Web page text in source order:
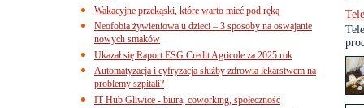
Wakacyjne przekąski, które warto mieć pod ręką
Neofobia żywieniowa u dzieci – 3 sposoby na oswajanie
nowych smaków
Ukazał się Raport ESG Credit Agricole za 2025 rok
Automatyzacja i cyfryzacja służby zdrowia lekarstwem na
problemy szpitali?
IT Hub Gliwice - biura, coworking, społeczność